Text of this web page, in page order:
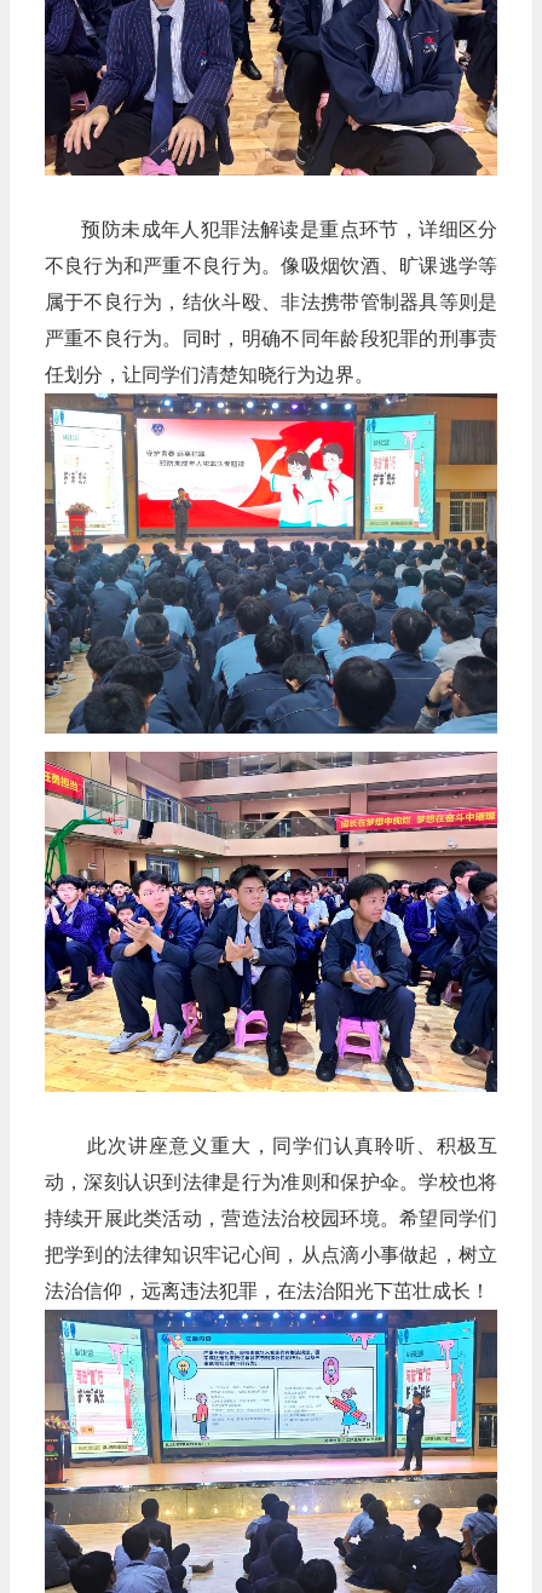
预防未成年人犯罪法解读是重点环节，详细区分
不良行为和严重不良行为。像吸烟饮酒、旷课逃学等
属于不良行为，结伙斗殴、非法携带管制器具等则是
严重不良行为。同时，明确不同年龄段犯罪的刑事责
任划分，让同学们清楚知晓行为边界。
此次讲座意义重大，同学们认真聆听、积极互
动，深刻认识到法律是行为准则和保护伞。学校也将
持续开展此类活动，营造法治校园环境。希望同学们
把学到的法律知识牢记心间，从点滴小事做起，树立
法治信仰，远离违法犯罪，在法治阳光下茁壮成长！